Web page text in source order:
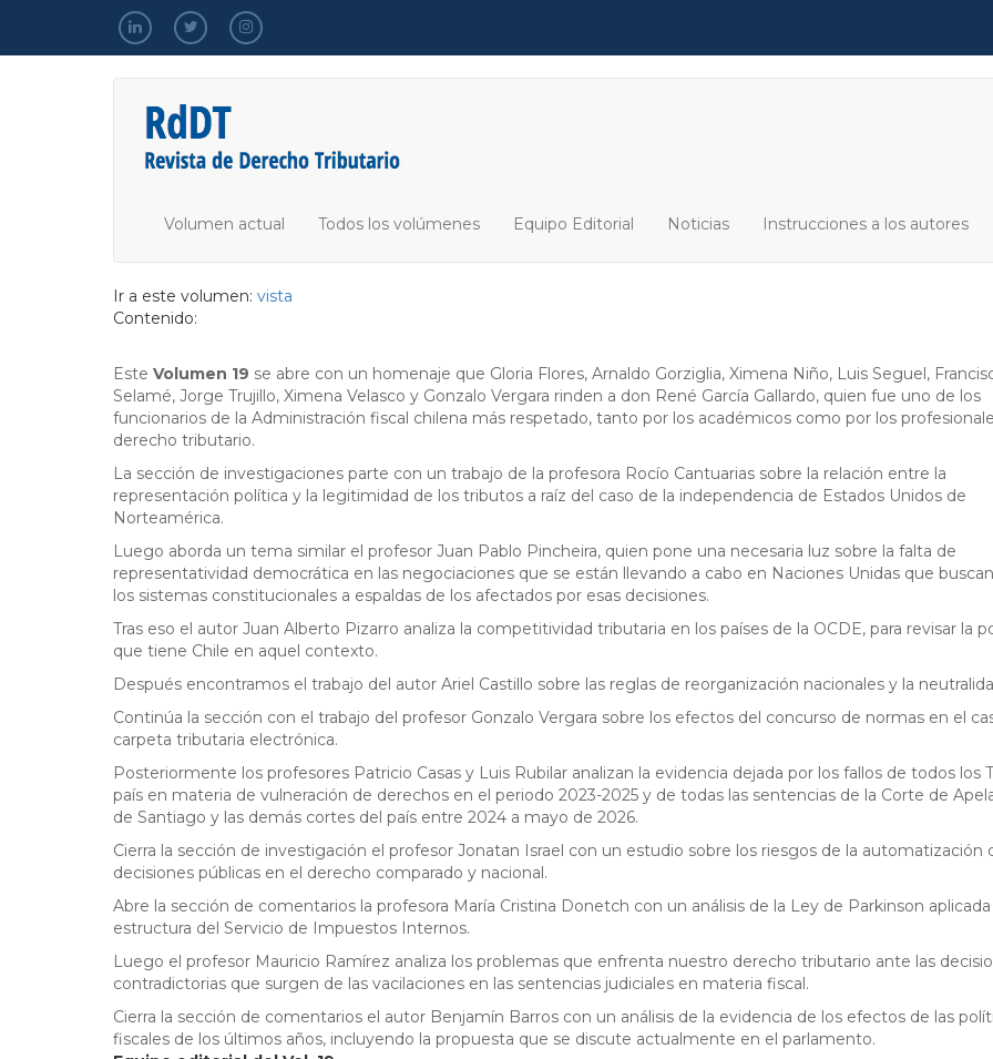
contenido
Volumen actual Todos los volúmenes Equipo Editorial Noticias Instrucciones a los autores
Ir a este volumen: vista
Contenido:
Este Volumen 19 se abre con un homenaje que Gloria Flores, Arnaldo Gorziglia, Ximena Niño, Luis Seguel,
Selamé, Jorge Trujillo, Ximena Velasco y Gonzalo Vergara rinden a don René García Gallardo, quien fue uno de los
funcionarios de la Administración fiscal chilena más respetado, tanto por los académicos como por los
derecho tributario.
La sección de investigaciones parte con un trabajo de la profesora Rocío Cantuarias sobre la relación entre la
representación política y la legitimidad de los tributos a raíz del caso de la independencia de Estados Unidos de
Norteamérica.
Luego aborda un tema similar el profesor Juan Pablo Pincheira, quien pone una necesaria luz sobre la falta de
representatividad democrática en las negociaciones que se están llevando a cabo en Naciones Unidas que
los sistemas constitucionales a espaldas de los afectados por esas decisiones.
Tras eso el autor Juan Alberto Pizarro analiza la competitividad tributaria en los países de la OCDE, para revisar la
que tiene Chile en aquel contexto.
Después encontramos el trabajo del autor Ariel Castillo sobre las reglas de reorganización nacionales y la
Continúa la sección con el trabajo del profesor Gonzalo Vergara sobre los efectos del concurso de normas en el
carpeta tributaria electrónica.
Posteriormente los profesores Patricio Casas y Luis Rubilar analizan la evidencia dejada por los fallos de todos los
país en materia de vulneración de derechos en el periodo 2023-2025 y de todas las sentencias de la Corte de
de Santiago y las demás cortes del país entre 2024 a mayo de 2026.
Cierra la sección de investigación el profesor Jonatan Israel con un estudio sobre los riesgos de la automatización
decisiones públicas en el derecho comparado y nacional.
Abre la sección de comentarios la profesora María Cristina Donetch con un análisis de la Ley de Parkinson aplicada
estructura del Servicio de Impuestos Internos.
Luego el profesor Mauricio Ramírez analiza los problemas que enfrenta nuestro derecho tributario ante las
contradictorias que surgen de las vacilaciones en las sentencias judiciales en materia fiscal.
Cierra la sección de comentarios el autor Benjamín Barros con un análisis de la evidencia de los efectos de las
fiscales de los últimos años, incluyendo la propuesta que se discute actualmente en el parlamento.